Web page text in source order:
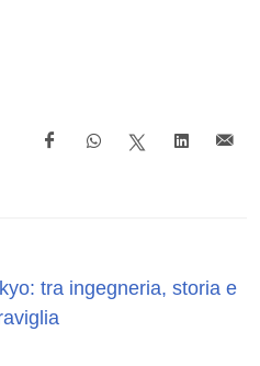
tra ingegneria, storia e